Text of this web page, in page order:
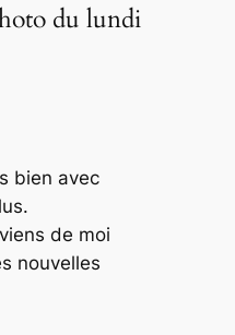
du lundi
bien avec
de moi
nouvelles